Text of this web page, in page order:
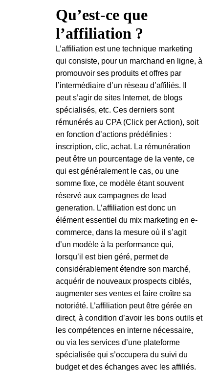
Qu’est-ce que
l’affiliation ?
L’affiliation est une technique marketing
qui consiste, pour un marchand en ligne, à
promouvoir ses produits et offres par
l’intermédiaire d’un réseau d’affiliés. Il
peut s’agir de sites Internet, de blogs
spécialisés, etc. Ces derniers sont
rémunérés au CPA (Click per Action), soit
en fonction d’actions prédéfinies :
inscription, clic, achat. La rémunération
peut être un pourcentage de la vente, ce
qui est généralement le cas, ou une
somme fixe, ce modèle étant souvent
réservé aux campagnes de lead
generation. L’affiliation est donc un
élément essentiel du mix marketing en e-
commerce, dans la mesure où il s’agit
d’un modèle à la performance qui,
lorsqu’il est bien géré, permet de
considérablement étendre son marché,
acquérir de nouveaux prospects ciblés,
augmenter ses ventes et faire croître sa
notoriété. L’affiliation peut être gérée en
direct, à condition d’avoir les bons outils et
les compétences en interne nécessaire,
ou via les services d’une plateforme
spécialisée qui s’occupera du suivi du
budget et des échanges avec les affiliés.